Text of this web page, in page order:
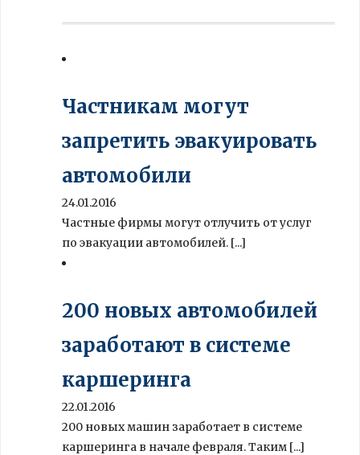
Частникам могут
запретить эвакуировать
автомобили
24.01.2016
Частные фирмы могут отлучить от услуг
по эвакуации автомобилей. [...]
200 новых автомобилей
заработают в системе
каршеринга
22.01.2016
200 новых машин заработает в системе
каршеринга в начале февраля. Таким [...]